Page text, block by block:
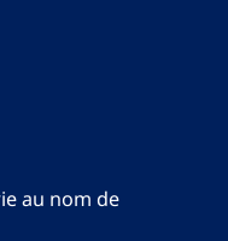
au nom de